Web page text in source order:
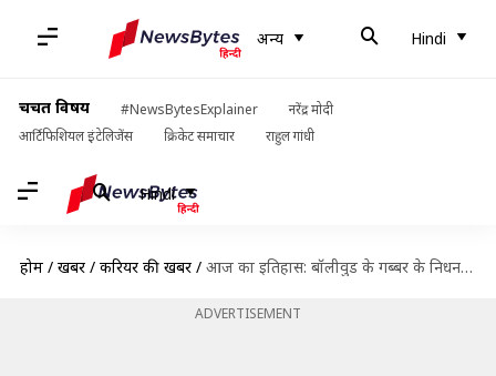
अन्य Hindi
चर्चित विषय #NewsBytesExplainer
नरेंद्र मोदी
आर्टिफिशियल इंटेलिजेंस
क्रिकेट समाचार राहुल गांधी
Hindi
होम / खबरें / करियर की खबरें / आज का इतिहास: बॉलीवुड के गब्बर के निधन समेत जानें आज की प्रमुख घटनाएं
ADVERTISEMENT